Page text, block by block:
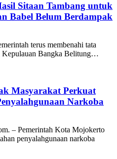
Sitaan Tambang untuk
Babel Belum Berdampak
terus membenahi tata
Kepulauan Bangka Belitung…
Masyarakat Perkuat
Narkoba
– Pemerintah Kota Mojokerto
penyalahgunaan narkoba